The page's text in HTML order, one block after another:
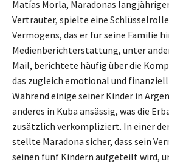
Matías Morla, Maradonas
Vertrauter, spielte eine
Vermögens, das er für seine Familie
Medienberichterstattung, unter
Mail, berichtete häufig über die
das zugleich emotional und
Während einige seiner Kinder in
anderes in Kuba ansässig, was die
zusätzlich verkompliziert. In einer
stellte Maradona sicher, dass sein
seinen fünf Kindern aufgeteilt wird,